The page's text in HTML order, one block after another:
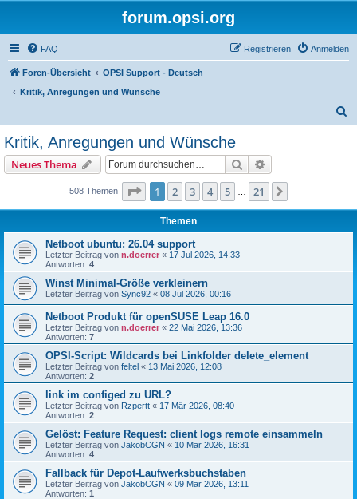
forum.opsi.org
FAQ Anmelden
Registrieren
Foren-Übersicht
OPSI Support - Deutsch
Kritik, Anregungen und Wünsche
Kritik, Anregungen und Wünsche
Neues Thema Suche
508 Themen Seite 1von 21
1 2 3 4 5 21
Themen
Netboot ubuntu: 26.04 support
Letzter Beitrag von n.doerrer « 17 Jul 2026, 14:33
Antworten: 4
Winst Minimal-Größe verkleinern
Letzter Beitrag von Sync92 « 08 Jul 2026, 00:16
Netboot Produkt für openSUSE Leap 16.0
Letzter Beitrag von n.doerrer « 22 Mai 2026, 13:36
Antworten: 7
OPSI-Script: Wildcards bei Linkfolder delete_element
Letzter Beitrag von feltel « 13 Mai 2026, 12:08
Antworten: 2
link im configed zu URL?
Letzter Beitrag von Rzpertt « 17 Mär 2026, 08:40
Antworten: 2
Gelöst: Feature Request: client logs remote einsammeln
Letzter Beitrag von JakobCGN « 10 Mär 2026, 16:31
Antworten: 4
Fallback für Depot-Laufwerksbuchstaben
Letzter Beitrag von JakobCGN « 09 Mär 2026, 13:11
Antworten: 1